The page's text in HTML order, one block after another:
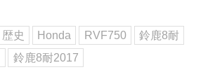
歴史 Honda RVF750
鈴鹿8耐
鈴鹿8耐2017